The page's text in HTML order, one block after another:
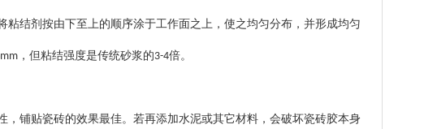
结剂按由下至上的顺序涂于工作面之上，使之均匀分布，并形成均匀
，但粘结强度是传统砂浆的3-4倍。
铺贴瓷砖的效果最佳。若再添加水泥或其它材料，会破坏瓷砖胶本身